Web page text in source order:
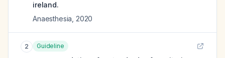
ireland.
Anaesthesia 2020
2 Guideline